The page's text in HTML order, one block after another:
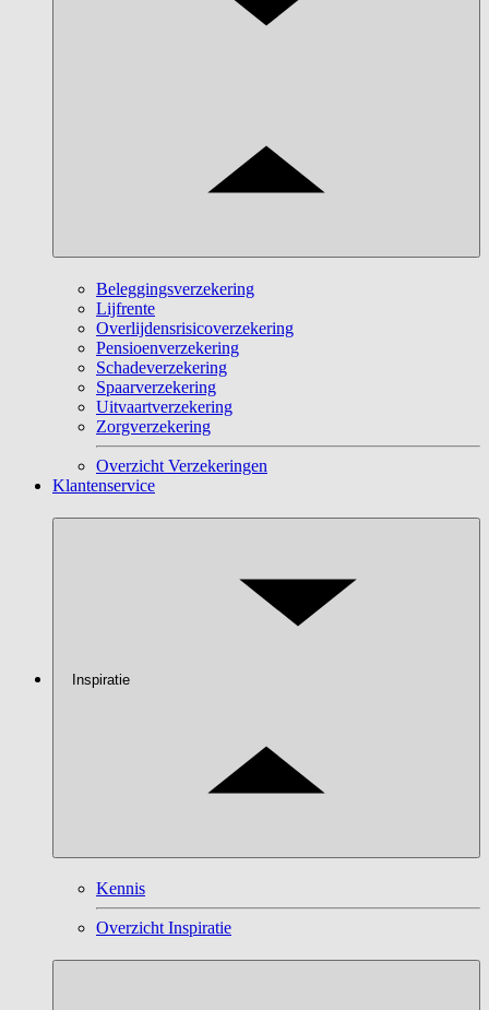
Beleggingsverzekering
Lijfrente
Overlijdensrisicoverzekering
Pensioenverzekering
Schadeverzekering
Spaarverzekering
Uitvaartverzekering
Zorgverzekering
Overzicht Verzekeringen
Klantenservice
Inspiratie
Kennis
Overzicht Inspiratie